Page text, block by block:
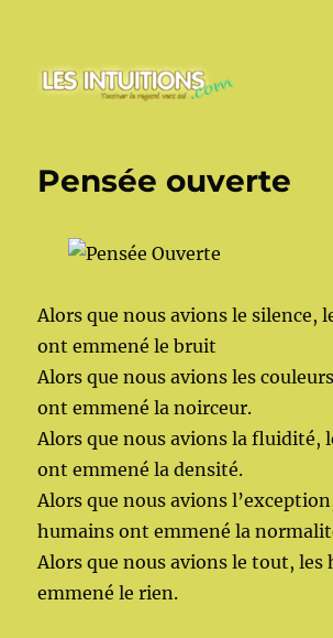
Pensée ouverte
Alors que nous avions le silence,
ont emmené le bruit
Alors que nous avions les
ont emmené la noirceur.
Alors que nous avions la fluidité,
ont emmené la densité.
Alors que nous avions
humains ont emmené la
Alors que nous avions le tout, les
emmené le rien.